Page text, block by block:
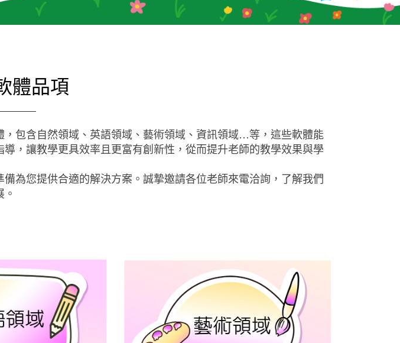
體品項
包含自然領域、英語領域、藝術領域、資訊領域…等，這些軟體能
，讓教學更具效率且更富有創新性，從而提升老師的教學效果與學
為您提供合適的解決方案。誠摯邀請各位老師來電洽詢，了解我們